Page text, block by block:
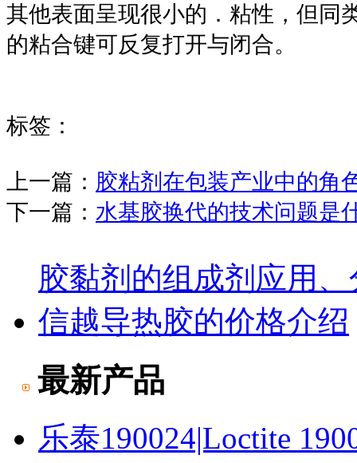
其他表面呈现很小的．粘性，但同
的粘合键可反复打开与闭合。
标签：
上一篇： 胶粘剂在包装产业中的角
下一篇： 水基胶换代的技术问题是
胶黏剂的组成剂应用
信越导热胶的价格介绍
最新产品
乐泰190024|Loctite